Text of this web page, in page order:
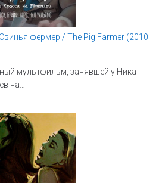
фермер / The Pig Farmer (2010
мультфильм, занявшей у Ника
на…